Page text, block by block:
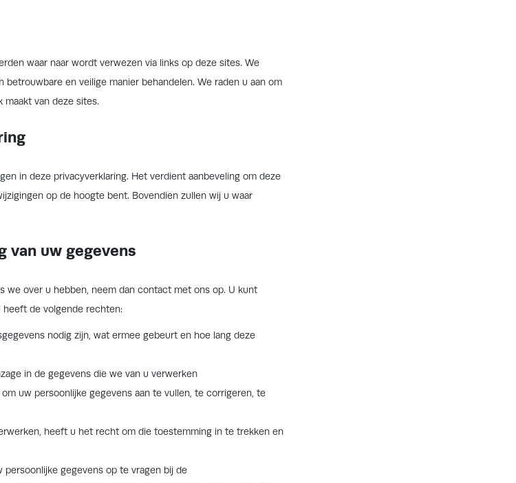
waar naar wordt verwezen via links op deze sites. We
en veilige manier behandelen. We raden u aan om
van deze sites.
in deze privacyverklaring. Het verdient aanbeveling om deze
op de hoogte bent. Bovendien zullen wij u waar
van uw gegevens
over u hebben, neem dan contact met ons op. U kunt
de volgende rechten:
nodig zijn, wat ermee gebeurt en hoe lang deze
in de gegevens die we van u verwerken
uw persoonlijke gegevens aan te vullen, te corrigeren, te
heeft u het recht om die toestemming in te trekken en
gegevens op te vragen bij de